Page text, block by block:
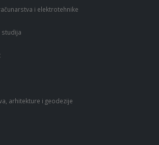
i elektrotehnike
studija
arhitekture i geodezije